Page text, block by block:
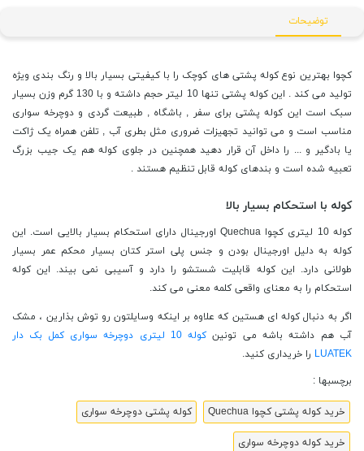
توضیحات
کچوا بهترین نوع کوله پشتی های کوچک را با کیفیتی بسیار بالا و رنگ بندی ویژه
تولید می کند . این کوله پشتی تنها 10 لیتر حجم داشته و با 130 گرم وزن بسیار
سبک است این کوله پشتی برای سفر , باشگاه , طبیعت گردی و دوچرخه سواری
مناسب است و می توانید تجهیزات ضروری مثل بطری آب , تلفن همراه یک ژاکت
یا بادگیر و ... را داخل آن قرار دهید همچنین در جلوی کوله هم یک جیب بزرگ
تعبیه شده است و بندهای کوله قابل تنظیم هستند .
کوله با استحکام بسیار بالا
کوله 10 لیتری کچوا Quechua اورجینال دارای استحکام بسیار بالایی است. این
کوله به دلیل اورجینال بودن و جنس پلی استر کتان بسیار محکم عمر بسیار
طولانی دارد. این کوله قابلیت شستشو را دارد و آسیبی نمی بیند. این کوله
استحکام را به معنای واقعی کلمه معنی می کند.
اگر به دنبال کوله ای هستین که علاوه بر اینکه وسایلتون رو توش بذارین ، مشک
آب هم داشته باشه می تونین
کوله 10 لیتری دوچرخه سواری کمل بک دار
LUATEK را خریداری کنید.
برچسبها :
خرید کوله پشتی کچوا Quechua کوله پشتی دوچرخه سواری
خرید کوله دوچرخه سواری